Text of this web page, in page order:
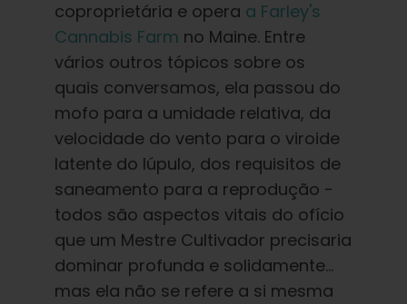
coproprietária e opera a Farley's
Cannabis Farm no Maine. Entre
vários outros tópicos sobre os
quais conversamos, ela passou do
mofo para a umidade relativa, da
velocidade do vento para o viroide
latente do lúpulo, dos requisitos de
saneamento para a reprodução -
todos são aspectos vitais do ofício
que um Mestre Cultivador precisaria
dominar profunda e solidamente...
mas ela não se refere a si mesma